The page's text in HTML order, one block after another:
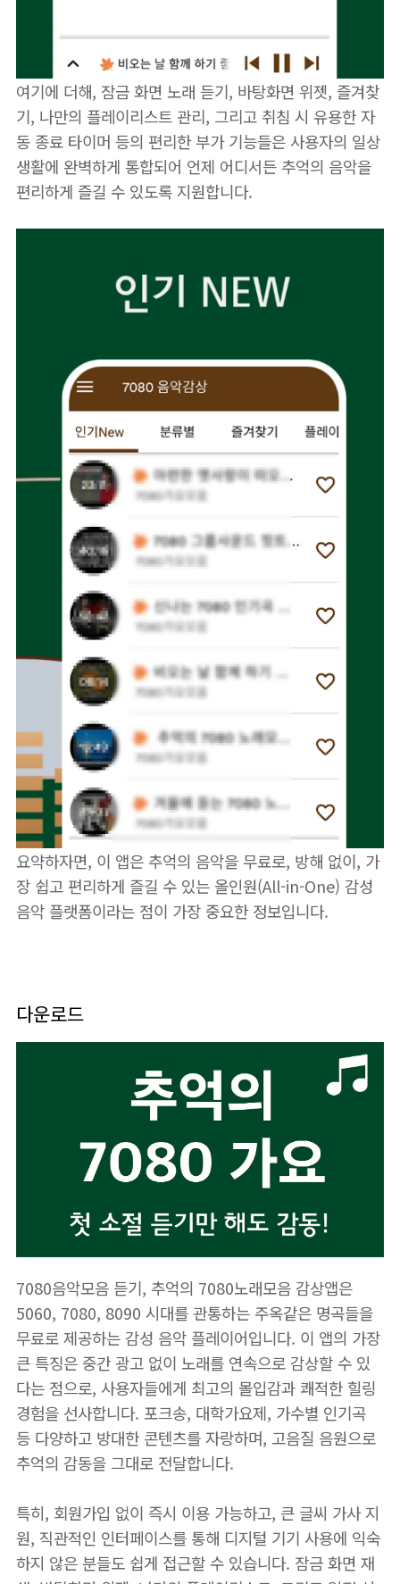
여기에 더해, 잠금 화면 노래 듣기, 바탕화면 위젯, 즐겨찾
기, 나만의 플레이리스트 관리, 그리고 취침 시 유용한 자
동 종료 타이머 등의 편리한 부가 기능들은 사용자의 일상
생활에 완벽하게 통합되어 언제 어디서든 추억의 음악을
편리하게 즐길 수 있도록 지원합니다.
요약하자면, 이 앱은 추억의 음악을 무료로, 방해 없이, 가
장 쉽고 편리하게 즐길 수 있는 올인원(All-in-One) 감성
음악 플랫폼이라는 점이 가장 중요한 정보입니다.
다운로드
7080음악모음 듣기, 추억의 7080노래모음 감상앱은
5060, 7080, 8090 시대를 관통하는 주옥같은 명곡들을
무료로 제공하는 감성 음악 플레이어입니다. 이 앱의 가장
큰 특징은 중간 광고 없이 노래를 연속으로 감상할 수 있
다는 점으로, 사용자들에게 최고의 몰입감과 쾌적한 힐링
경험을 선사합니다. 포크송, 대학가요제, 가수별 인기곡
등 다양하고 방대한 콘텐츠를 자랑하며, 고음질 음원으로
추억의 감동을 그대로 전달합니다.
특히, 회원가입 없이 즉시 이용 가능하고, 큰 글씨 가사 지
원, 직관적인 인터페이스를 통해 디지털 기기 사용에 익숙
하지 않은 분들도 쉽게 접근할 수 있습니다. 잠금 화면 재